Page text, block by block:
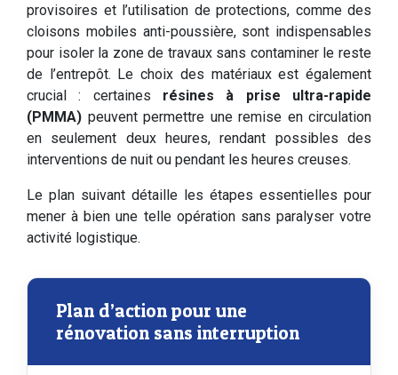
provisoires et l’utilisation de protections, comme des
cloisons mobiles anti-poussière, sont indispensables
pour isoler la zone de travaux sans contaminer le reste
de l’entrepôt. Le choix des matériaux est également
crucial : certaines résines à prise ultra-rapide
(PMMA) peuvent permettre une remise en circulation
en seulement deux heures, rendant possibles des
interventions de nuit ou pendant les heures creuses.
Le plan suivant détaille les étapes essentielles pour
mener à bien une telle opération sans paralyser votre
activité logistique.
Plan d’action pour une
rénovation sans interruption